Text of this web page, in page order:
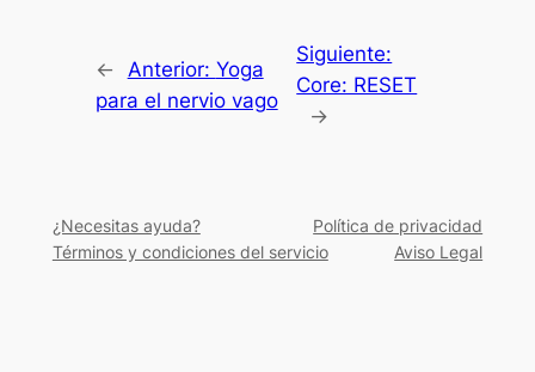
← Anterior: Yoga
para el nervio vago
Siguiente:
Core: RESET
→
¿Necesitas ayuda?
Política de privacidad
Términos y condiciones del servicio
Aviso Legal